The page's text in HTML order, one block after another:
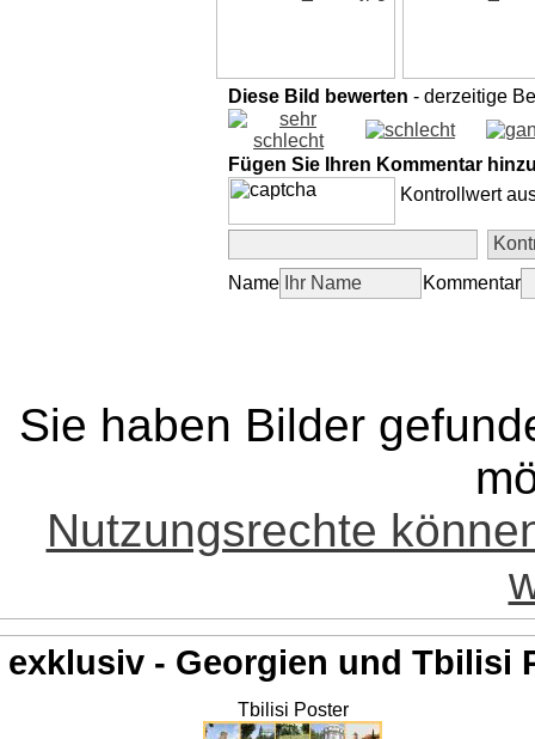
Diese Bild bewerten - derzeitige
Fügen Sie Ihren Kommentar
Kontrollwert
Name Kommentar
Sie haben Bilder
Nutzungsrechte
exklusiv - Georgien und Tbilisi
Tbilisi Poster